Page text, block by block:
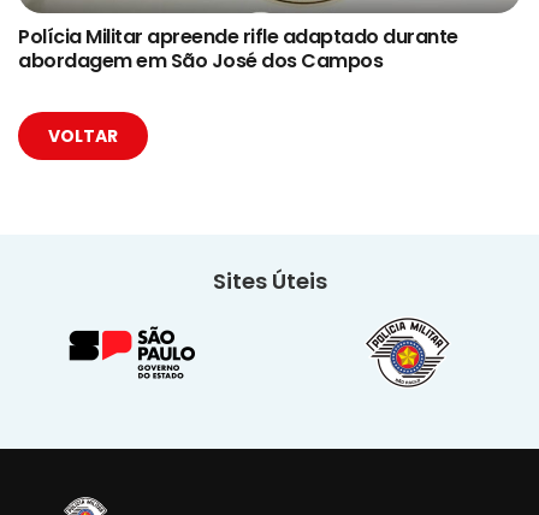
Polícia Militar apreende rifle adaptado durante
abordagem em São José dos Campos
VOLTAR
Sites Úteis